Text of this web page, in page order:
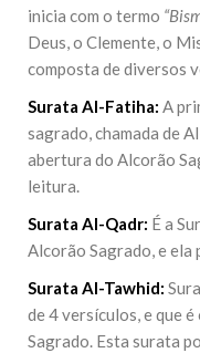
inicia com o termo
Deus, o Clemente, o
composta de diversos
Surata Al-Fatiha: A
sagrado, chamada de
abertura do Alcorão
leitura.
Surata Al-Qadr: É a
Alcorão Sagrado, e ela
Surata Al-Tawhid:
de 4 versículos, e que
Sagrado. Esta surata